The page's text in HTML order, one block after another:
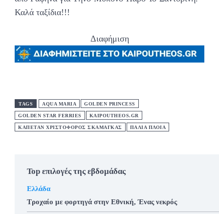
Καλά ταξίδια!!!
Διαφήμιση
TAGS AQUA MARIA GOLDEN PRINCESS
GOLDEN STAR FERRIES KAIPOUTHEOS.GR
ΚΑΠΕΤΑΝ ΧΡΙΣΤΟΦΟΡΟΣ ΣΚΑΜΑΓΚΑΣ ΠΑΛΙΑ ΠΛΟΙΑ
Top επιλογές της εβδομάδας
Ελλάδα
Τροχαίο με φορτηγά στην Εθνική, Ένας νεκρός